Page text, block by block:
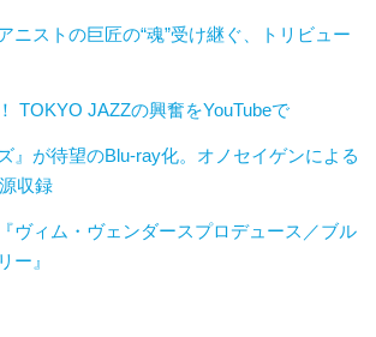
ニストの巨匠の“魂”受け継ぐ、トリビュー
TOKYO JAZZの興奮をYouTubeで
』が待望のBlu-ray化。オノセイゲンによる
収録
ヴィム・ヴェンダースプロデュース／ブル
ー』